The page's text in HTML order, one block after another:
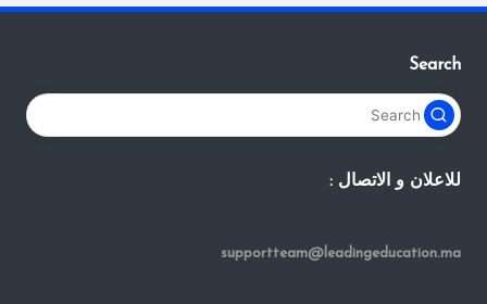
Search
للاعلان و الاتصال :
supportteam@leadingeducation.ma